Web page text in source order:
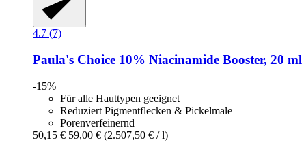
4.7 (7)
Paula's Choice 10% Niacinamide Booster, 20 ml
-15%
Für alle Hauttypen geeignet
Reduziert Pigmentflecken & Pickelmale
Porenverfeinernd
50,15 € 59,00 € (2.507,50 € / l)